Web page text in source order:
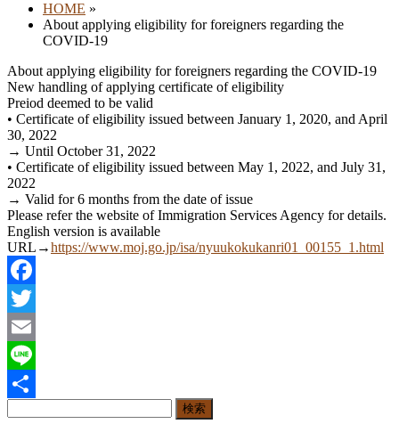
HOME »
About applying eligibility for foreigners regarding the
COVID-19
About applying eligibility for foreigners regarding the COVID-19
New handling of applying certificate of eligibility
Preiod deemed to be valid
• Certificate of eligibility issued between January 1, 2020, and April
30, 2022
→ Until October 31, 2022
• Certificate of eligibility issued between May 1, 2022, and July 31,
2022
→ Valid for 6 months from the date of issue
Please refer the website of Immigration Services Agency for details.
English version is available
URL→https://www.moj.go.jp/isa/nyuukokukanri01_00155_1.html
Facebook
Twitter
Email
Line